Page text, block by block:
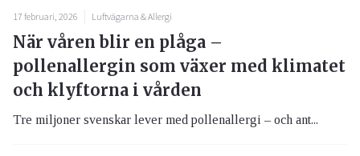
17 februari, 2026 Luftvägarna & Allergi
När våren blir en plåga –
pollenallergin som växer med klimatet
och klyftorna i vården
Tre miljoner svenskar lever med pollenallergi – och ant...